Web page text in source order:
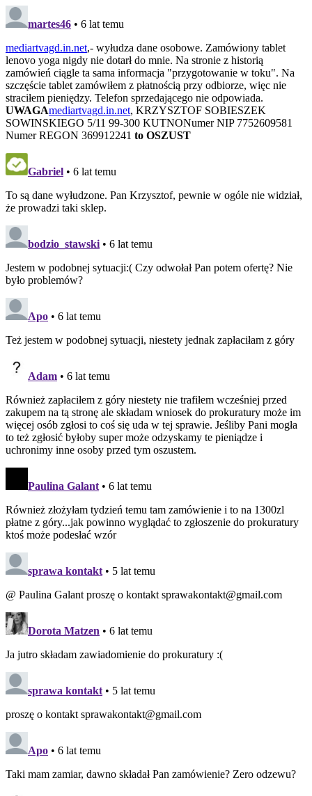
martes46 • 6 lat temu
mediartvagd.in.net,- wyłudza dane osobowe. Zamówiony tablet
lenovo yoga nigdy nie dotarł do mnie. Na stronie z historią
zamówień ciągle ta sama informacja "przygotowanie w toku". Na
szczęście tablet zamówiłem z płatnością przy odbiorze, więc nie
straciłem pieniędzy. Telefon sprzedającego nie odpowiada.
UWAGAmediartvagd.in.net, KRZYSZTOF SOBIESZEK
SOWINSKIEGO 5/11 99-300 KUTNONumer NIP 7752609581
Numer REGON 369912241 to OSZUST
Gabriel • 6 lat temu
To są dane wyłudzone. Pan Krzysztof, pewnie w ogóle nie widział,
że prowadzi taki sklep.
bodzio_stawski • 6 lat temu
Jestem w podobnej sytuacji:( Czy odwołał Pan potem ofertę? Nie
było problemów?
Apo • 6 lat temu
Też jestem w podobnej sytuacji, niestety jednak zapłaciłam z góry
Adam • 6 lat temu
Również zapłaciłem z góry niestety nie trafiłem wcześniej przed
zakupem na tą stronę ale składam wniosek do prokuratury może im
więcej osób zgłosi to coś się uda w tej sprawie. Jeśliby Pani mogła
to też zgłosić byłoby super może odzyskamy te pieniądze i
uchronimy inne osoby przed tym oszustem.
Paulina Galant • 6 lat temu
Również złożyłam tydzień temu tam zamówienie i to na 1300zl
płatne z góry...jak powinno wyglądać to zgłoszenie do prokuratury
ktoś może podesłać wzór
sprawa kontakt • 5 lat temu
@ Paulina Galant proszę o kontakt sprawakontakt@gmail.com
Dorota Matzen • 6 lat temu
Ja jutro składam zawiadomienie do prokuratury :(
sprawa kontakt • 5 lat temu
proszę o kontakt sprawakontakt@gmail.com
Apo • 6 lat temu
Taki mam zamiar, dawno składał Pan zamówienie? Zero odzewu?